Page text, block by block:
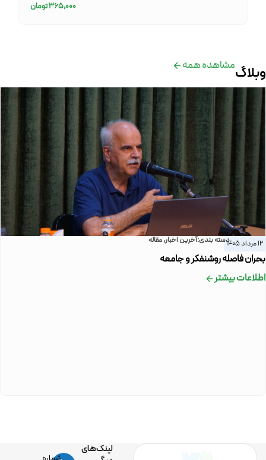
365,000تومان
وبلاگمشاهده همه
12 مرداد 1405 دسته بندی:آخرین اخبار,مقاله
بحران فاصله روشنفکر و جامعه
اطلاعات بیشتر
لینک‌های